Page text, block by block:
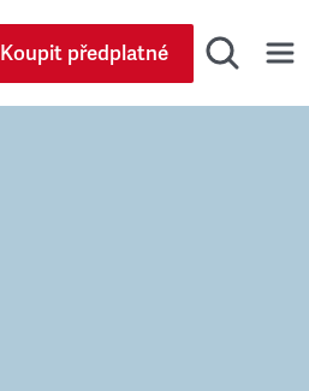
Koupit předplatné